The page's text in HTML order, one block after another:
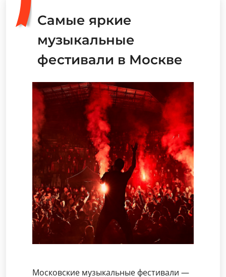
Самые яркие
музыкальные
фестивали в Москве
Московские музыкальные фестивали —